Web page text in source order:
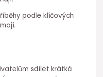
podle klíčových
sdílet krátká